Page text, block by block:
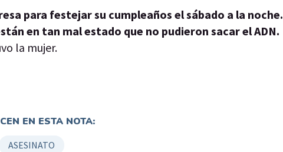
para festejar su cumpleaños el sábado a la noche.
en tan mal estado que no pudieron sacar el ADN.
la mujer.
EN ESTA NOTA:
ASESINATO